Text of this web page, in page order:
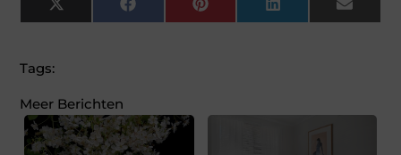
X
(Twitter)
Facebook Pinterest LinkedIn Email
Tags:
Meer Berichten